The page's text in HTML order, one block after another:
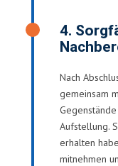
4.
Nach
gemeinsam
Aufstellung.
erhalten
mitnehmen